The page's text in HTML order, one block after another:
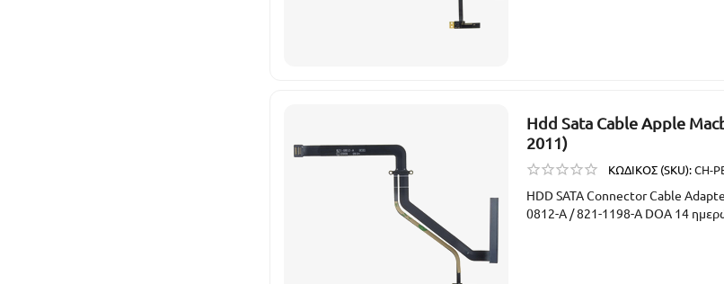
Hdd Sata Cable Apple
2011)
ΚΩΔΙΚΟΣ (SKU):CH-
HDD SATA Connector Cable
0812-A / 821-1198-A DOA 14